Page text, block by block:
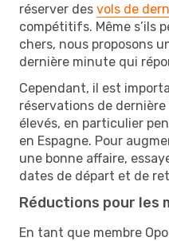
réserver des vols de
compétitifs. Même s’ils
chers, nous proposons
dernière minute qui
Cependant, il est
réservations de
élevés, en particulier
en Espagne. Pour
une bonne affaire,
dates de départ et de
Réductions pour les
En tant que membre